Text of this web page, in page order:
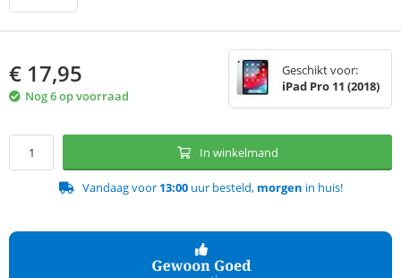
€ 17,95
Nog 6 op voorraad
Geschikt voor:
iPad Pro 11 (2018)
In winkelmand
Vandaag voor 13:00uur besteld, morgen in huis!